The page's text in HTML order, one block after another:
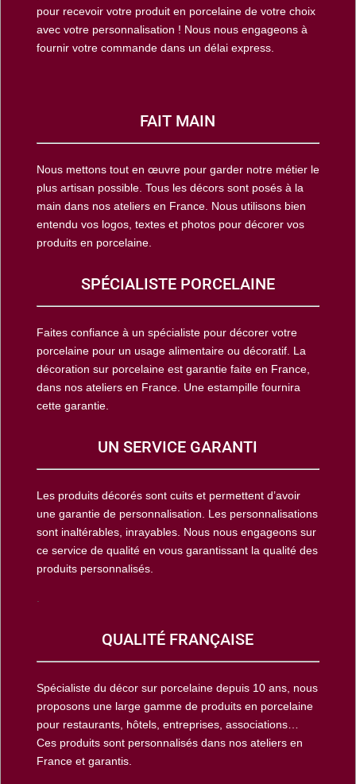
pour recevoir votre produit en porcelaine de votre choix
avec votre personnalisation ! Nous nous engageons à
fournir votre commande dans un délai express.
FAIT MAIN
Nous mettons tout en œuvre pour garder notre métier le
plus artisan possible. Tous les décors sont posés à la
main dans nos ateliers en France. Nous utilisons bien
entendu vos logos, textes et photos pour décorer vos
produits en porcelaine.
SPÉCIALISTE PORCELAINE
Faites confiance à un spécialiste pour décorer votre
porcelaine pour un usage alimentaire ou décoratif. La
décoration sur porcelaine est garantie faite en France,
dans nos ateliers en France. Une estampille fournira
cette garantie.
UN SERVICE GARANTI
Les produits décorés sont cuits et permettent d’avoir
une garantie de personnalisation. Les personnalisations
sont inaltérables, inrayables. Nous nous engageons sur
ce service de qualité en vous garantissant la qualité des
produits personnalisés.
QUALITÉ FRANÇAISE
Spécialiste du décor sur porcelaine depuis 10 ans, nous
proposons une large gamme de produits en porcelaine
pour restaurants, hôtels, entreprises, associations…
Ces produits sont personnalisés dans nos ateliers en
France et garantis.